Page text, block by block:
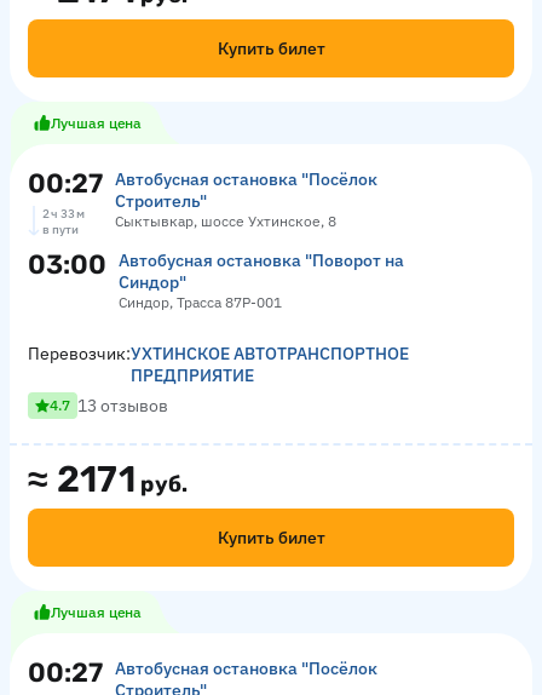
Купить билет
Лучшая цена
00:27 Автобусная остановка "Посёлок
Строитель"
Сыктывкар, шоссе Ухтинское, 8
2 ч 33 м
в пути
03:00
Автобусная остановка "Поворот на
Синдор"
Синдор, Трасса 87Р-001
≈ 2171 руб.
Купить билет
Перевозчик:УХТИНСКОЕ АВТОТРАНСПОРТНОЕ
ПРЕДПРИЯТИЕ
4.7 13 отзывов
Лучшая цена
00:27 Автобусная остановка "Посёлок
Строитель"